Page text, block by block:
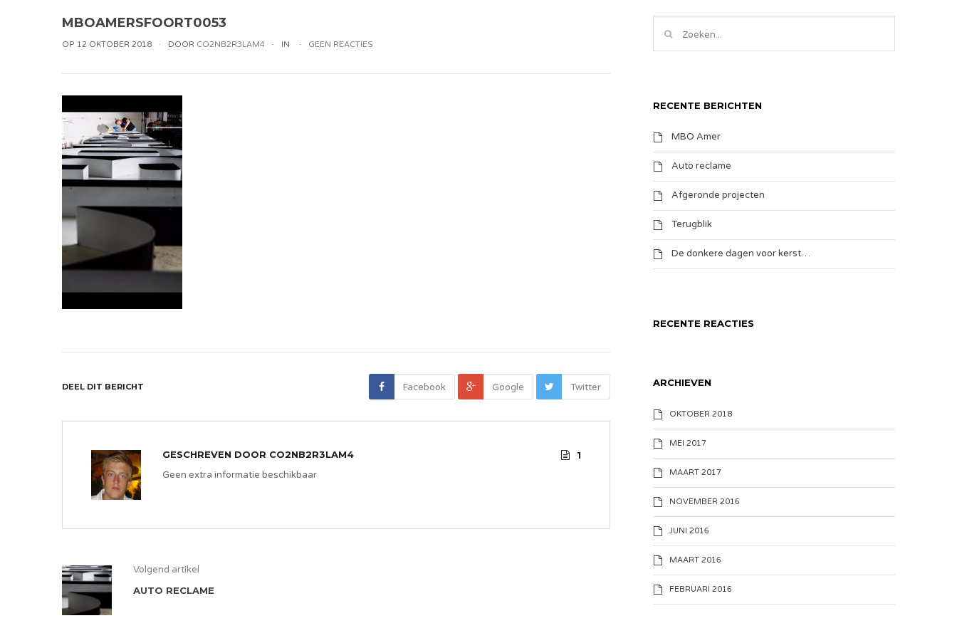
MBOAMERSFOORT0053
OP 12 OKTOBER 2018 DOOR CO2NB2R3LAM4 IN GEEN REACTIES
DEEL DIT BERICHT Twitter
Google
Facebook
GESCHREVEN DOOR CO2NB2R3LAM4
1
Geen extra informatie beschikbaar
Volgend artikel
AUTO RECLAME
RECENTE BERICHTEN
MBO Amer
Auto reclame
Afgeronde projecten
Terugblik
De donkere dagen voor kerst…
RECENTE REACTIES
ARCHIEVEN
OKTOBER 2018
MEI 2017
MAART 2017
NOVEMBER 2016
JUNI 2016
MAART 2016
FEBRUARI 2016